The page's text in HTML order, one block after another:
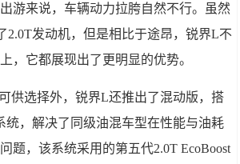
游来说，车辆动力拉胯自然不行。虽然
2.0T发动机，但是相比于途昂，锐界L不
，它都展现出了更明显的优势。
供选择外，锐界L还推出了混动版，搭
统，解决了同级油混车型在性能与油耗
题，该系统采用的第五代2.0T EcoBoost